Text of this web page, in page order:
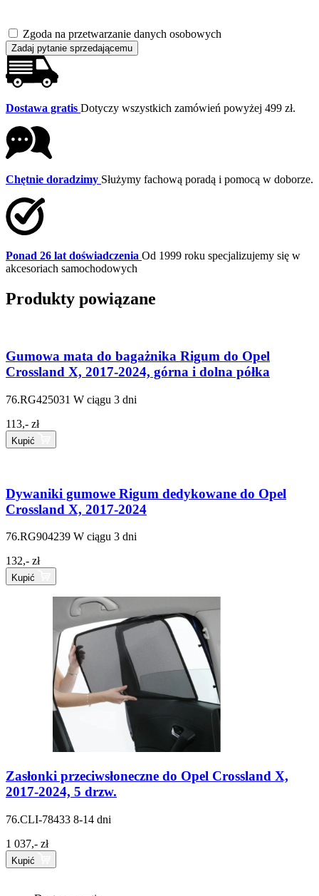
Zgoda na przetwarzanie danych osobowych
Zadaj pytanie sprzedającemu
Dostawa gratis Dotyczy wszystkich zamówień powyżej 499 zł.
Chętnie doradzimy Służymy fachową poradą i pomocą w doborze.
Ponad 26 lat doświadczenia Od 1999 roku specjalizujemy się w
akcesoriach samochodowych
Produkty powiązane
Gumowa mata do bagażnika Rigum do Opel
Crossland X, 2017-2024, górna i dolna półka
76.RG425031 W ciągu 3 dni
113,- zł
Kupić
Dywaniki gumowe Rigum dedykowane do Opel
Crossland X, 2017-2024
76.RG904239 W ciągu 3 dni
132,- zł
Kupić
Zasłonki przeciwsłoneczne do Opel Crossland X,
2017-2024, 5 drzw.
76.CLI-78433 8-14 dni
1 037,- zł
Kupić